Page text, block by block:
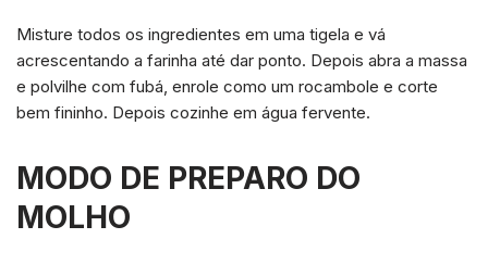
Misture todos os ingredientes em uma tigela e vá
acrescentando a farinha até dar ponto. Depois abra a massa
e polvilhe com fubá, enrole como um rocambole e corte
bem fininho. Depois cozinhe em água fervente.
MODO DE PREPARO DO
MOLHO